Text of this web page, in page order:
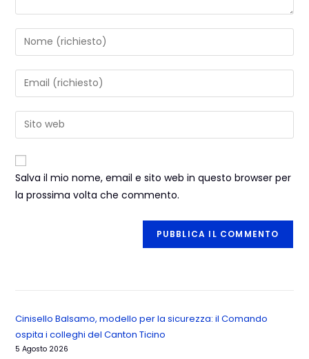
Salva il mio nome, email e sito web in questo browser per
la prossima volta che commento.
Cinisello Balsamo, modello per la sicurezza: il Comando
ospita i colleghi del Canton Ticino
5 Agosto 2026